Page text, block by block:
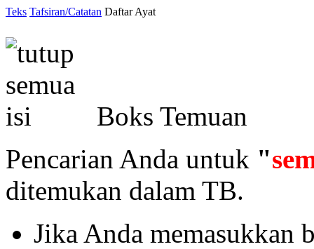
Teks Tafsiran/Catatan Daftar Ayat
Boks Temuan
Pencarian Anda untuk "
ditemukan dalam TB.
Jika Anda memasukkan